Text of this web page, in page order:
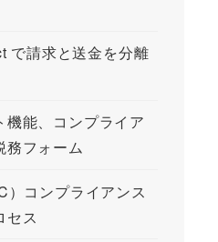
で請求と送金を分離
機能、コンプライア
務フォーム
）コンプライアンス
セス